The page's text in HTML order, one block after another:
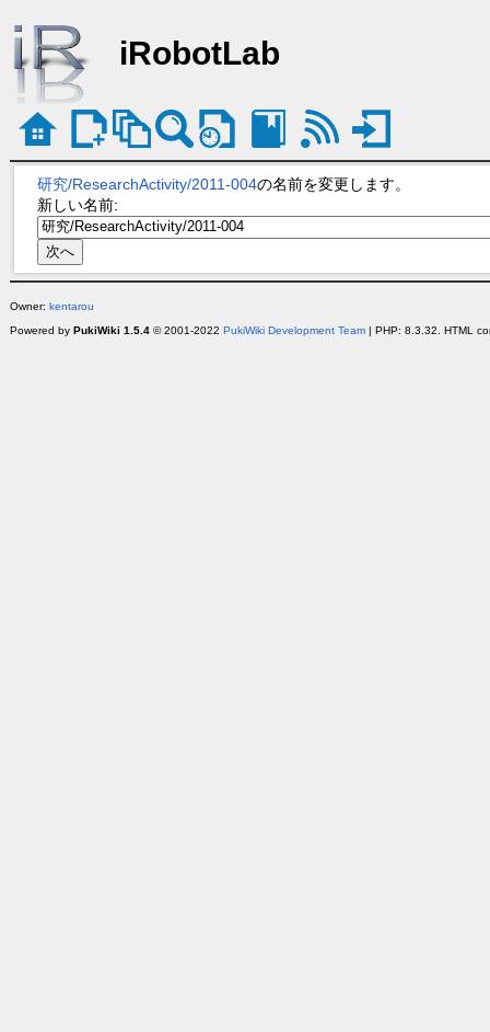
iRobotLab
研究/ResearchActivity/2011-004の名前を変更します。
新しい名前:
Owner: kentarou
Powered by PukiWiki 1.5.4© 2001-2022 PukiWiki Development Team| PHP: 8.3.32. HTML